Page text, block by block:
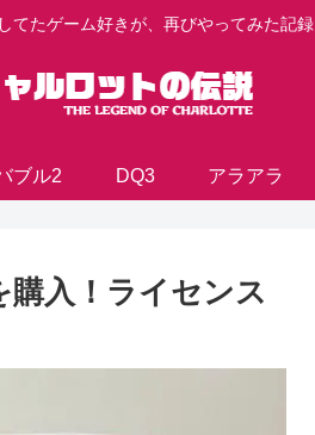
てたゲーム好きが、再びやってみた記録
ブル2 DQ3 アラアラ
購入！ライセンス